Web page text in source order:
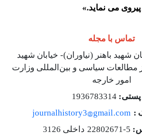
پیروی می نماید.
»
تماس با مجله
شهید باهنر (نیاوران)- خیابان شهید
30- مرکز مطالعات سیاسی و بین‌المللی وزارت
امور خارجه
پستی: 1936783314
:
journalhistory3@gmail.com
5-22802671 داخلی 3126